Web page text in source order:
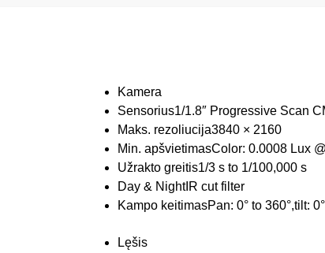
Kamera
Sensorius1/1.8″ Progressive Scan
Maks. rezoliucija3840 × 2160
Min. apšvietimasColor: 0.0008 Lux
Užrakto greitis1/3 s to 1/100,000 s
Day & NightIR cut filter
Kampo keitimasPan: 0° to 360°,tilt:
Lęšis